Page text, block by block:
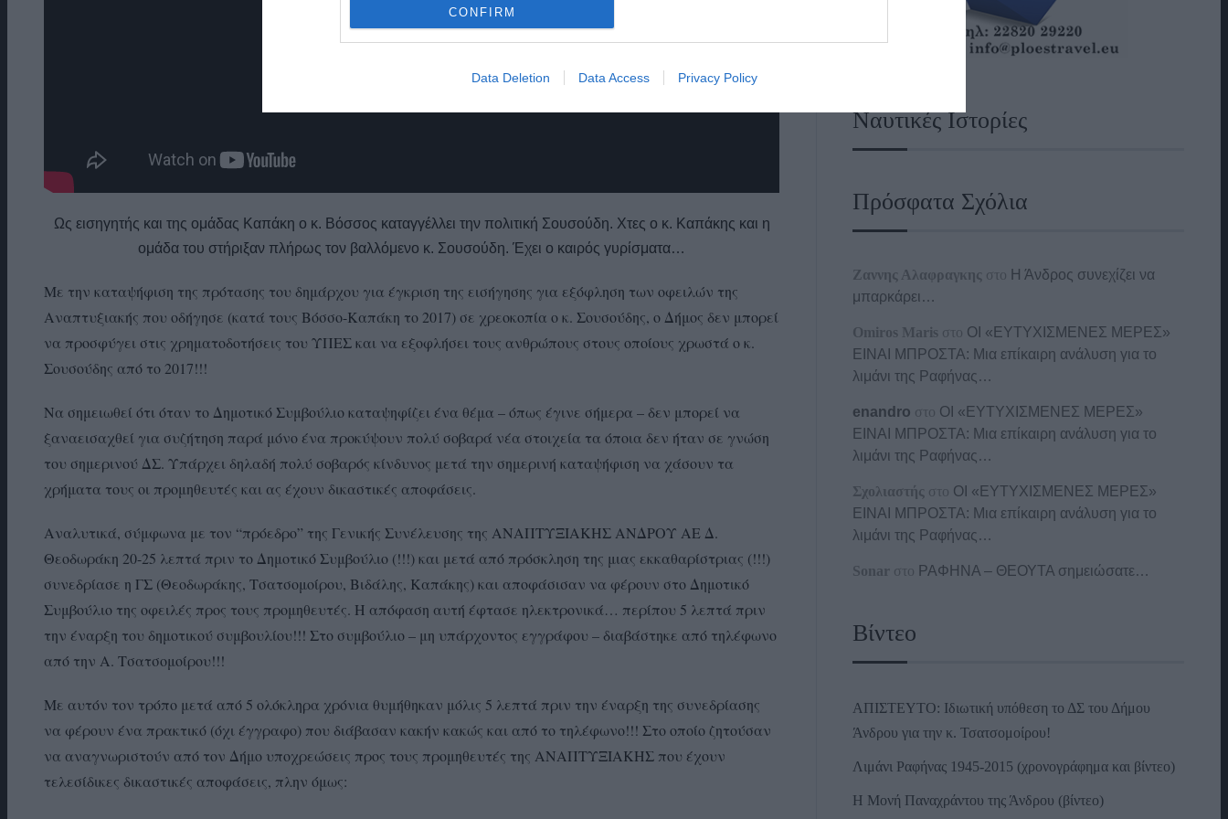
CONFIRM
Data Deletion Data Access Privacy Policy
Ως εισηγητής και της ομάδας Καπάκη ο κ. Βόσσος καταγγέλλει την πολιτική Σουσούδη. Χτες ο κ. Καπάκης και η
ομάδα του στήριξαν πλήρως τον βαλλόμενο κ. Σουσούδη. Έχει ο καιρός γυρίσματα…
Με την καταψήφιση της πρότασης του δημάρχου για έγκριση της εισήγησης για εξόφληση των οφειλών της
Αναπτυξιακής που οδήγησε (κατά τους Βόσσο-Καπάκη το 2017) σε χρεοκοπία ο κ. Σουσούδης, ο Δήμος δεν μπορεί
να προσφύγει στις χρηματοδοτήσεις του ΥΠΕΣ και να εξοφλήσει τους ανθρώπους στους οποίους χρωστά ο κ.
Σουσούδης από το 2017!!!
Να σημειωθεί ότι όταν το Δημοτικό Συμβούλιο καταψηφίζει ένα θέμα – όπως έγινε σήμερα – δεν μπορεί να
ξαναεισαχθεί για συζήτηση παρά μόνο ένα προκύψουν πολύ σοβαρά νέα στοιχεία τα όποια δεν ήταν σε γνώση
του σημερινού ΔΣ. Υπάρχει δηλαδή πολύ σοβαρός κίνδυνος μετά την σημερινή καταψήφιση να χάσουν τα
χρήματα τους οι προμηθευτές και ας έχουν δικαστικές αποφάσεις.
Αναλυτικά, σύμφωνα με τον “πρόεδρο” της Γενικής Συνέλευσης της ΑΝΑΠΤΥΞΙΑΚΗΣ ΑΝΔΡΟΥ ΑΕ Δ.
Θεοδωράκη 20-25 λεπτά πριν το Δημοτικό Συμβούλιο (!!!) και μετά από πρόσκληση της μιας εκκαθαρίστριας (!!!)
συνεδρίασε η ΓΣ (Θεοδωράκης, Τσατσομοίρου, Βιδάλης, Καπάκης) και αποφάσισαν να φέρουν στο Δημοτικό
Συμβούλιο της οφειλές προς τους προμηθευτές. Η απόφαση αυτή έφτασε ηλεκτρονικά… περίπου 5 λεπτά πριν
την έναρξη του δημοτικού συμβουλίου!!! Στο συμβούλιο – μη υπάρχοντος εγγράφου – διαβάστηκε από τηλέφωνο
από την Α. Τσατσομοίρου!!!
Με αυτόν τον τρόπο μετά από 5 ολόκληρα χρόνια θυμήθηκαν μόλις 5 λεπτά πριν την έναρξη της συνεδρίασης
να φέρουν ένα πρακτικό (όχι έγγραφο) που διάβασαν κακήν κακώς και από το τηλέφωνο!!! Στο οποίο ζητούσαν
να αναγνωριστούν από τον Δήμο υποχρεώσεις προς τους προμηθευτές της ΑΝΑΠΤΥΞΙΑΚΗΣ που έχουν
τελεσίδικες δικαστικές αποφάσεις, πλην όμως:
Ναυτικές Ιστορίες
Πρόσφατα Σχόλια
Ζαννης Αλαφραγκης στο Η Άνδρος συνεχίζει να
μπαρκάρει…
Omiros Maris στο ΟΙ «ΕΥΤΥΧΙΣΜΕΝΕΣ ΜΕΡΕΣ»
ΕΙΝΑΙ ΜΠΡΟΣΤΑ: Μια επίκαιρη ανάλυση για το
λιμάνι της Ραφήνας…
enandro στο ΟΙ «ΕΥΤΥΧΙΣΜΕΝΕΣ ΜΕΡΕΣ»
ΕΙΝΑΙ ΜΠΡΟΣΤΑ: Μια επίκαιρη ανάλυση για το
λιμάνι της Ραφήνας…
Σχολιαστής στο ΟΙ «ΕΥΤΥΧΙΣΜΕΝΕΣ ΜΕΡΕΣ»
ΕΙΝΑΙ ΜΠΡΟΣΤΑ: Μια επίκαιρη ανάλυση για το
λιμάνι της Ραφήνας…
Sonar στο ΡΑΦΗΝΑ – ΘΕΟΥΤΑ σημειώσατε…
Βίντεο
ΑΠΙΣΤΕΥΤΟ: Ιδιωτική υπόθεση το ΔΣ του Δήμου
Άνδρου για την κ. Τσατσομοίρου!
Λιμάνι Ραφήνας 1945-2015 (χρονογράφημα και βίντεο)
Η Μονή Παναχράντου της Άνδρου (βίντεο)